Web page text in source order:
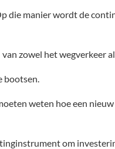
die manier wordt de
zowel het wegverkeer
bootsen.
weten hoe een
om